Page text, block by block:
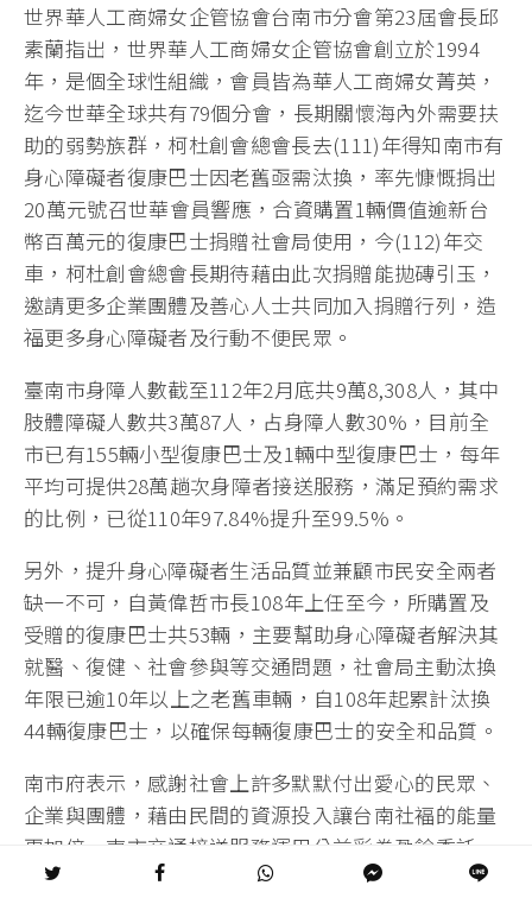
世界華人工商婦女企管協會台南市分會第23屆會長邱
素蘭指出，世界華人工商婦女企管協會創立於1994
年，是個全球性組織，會員皆為華人工商婦女菁英，
迄今世華全球共有79個分會，長期關懷海內外需要扶
助的弱勢族群，柯杜創會總會長去(111)年得知南市有
身心障礙者復康巴士因老舊亟需汰換，率先慷慨捐出
20萬元號召世華會員響應，合資購置1輛價值逾新台
幣百萬元的復康巴士捐贈社會局使用，今(112)年交
車，柯杜創會總會長期待藉由此次捐贈能拋磚引玉，
邀請更多企業團體及善心人士共同加入捐贈行列，造
福更多身心障礙者及行動不便民眾。
臺南市身障人數截至112年2月底共9萬8,308人，其中
肢體障礙人數共3萬87人，占身障人數30%，目前全
市已有155輛小型復康巴士及1輛中型復康巴士，每年
平均可提供28萬趟次身障者接送服務，滿足預約需求
的比例，已從110年97.84%提升至99.5%。
另外，提升身心障礙者生活品質並兼顧市民安全兩者
缺一不可，自黃偉哲市長108年上任至今，所購置及
受贈的復康巴士共53輛，主要幫助身心障礙者解決其
就醫、復健、社會參與等交通問題，社會局主動汰換
年限已逾10年以上之老舊車輛，自108年起累計汰換
44輛復康巴士，以確保每輛復康巴士的安全和品質。
南市府表示，感謝社會上許多默默付出愛心的民眾、
企業與團體，藉由民間的資源投入讓台南社褔的能量
更加倍，南市交通接送服務運用公益彩劵盈餘委託
「社團法人台南市台南都志願服務協會」辦理，因應